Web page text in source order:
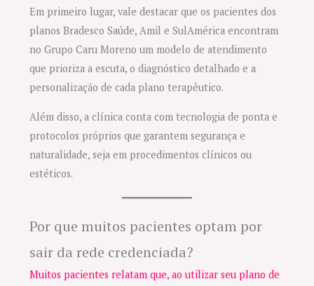
Em primeiro lugar, vale destacar que os pacientes dos
planos Bradesco Saúde, Amil e SulAmérica encontram
no Grupo Caru Moreno um modelo de atendimento
que prioriza a escuta, o diagnóstico detalhado e a
personalização de cada plano terapêutico.
Além disso, a clínica conta com tecnologia de ponta e
protocolos próprios que garantem segurança e
naturalidade, seja em procedimentos clínicos ou
estéticos.
Por que muitos pacientes optam por
sair da rede credenciada?
Muitos pacientes relatam que, ao utilizar seu plano de